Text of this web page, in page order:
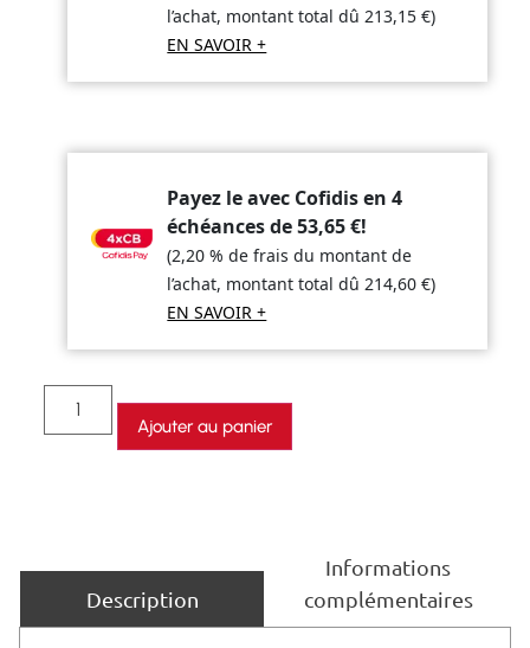
l’achat, montant total dû213,15€)
EN SAVOIR +
Payez le avec Cofidis en 4
échéances de53,65€!
(2,20 % de frais du montant de
l’achat, montant total dû214,60€)
EN SAVOIR +
Ajouter au panier
Description
Informations
complémentaires